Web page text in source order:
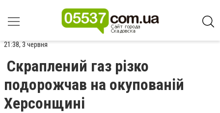
21:38, 3 червня
Скраплений газ різко
подорожчав на окупованій
Херсонщині